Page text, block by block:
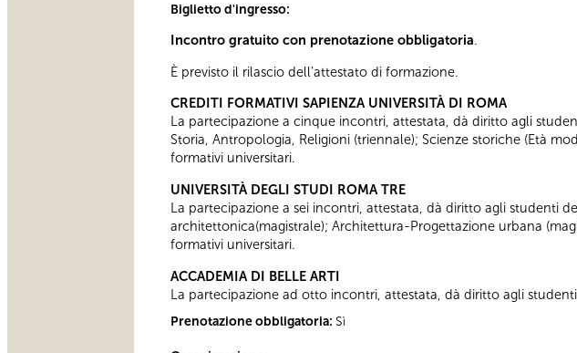
Biglietto d'ingresso:
Incontro gratuito con prenotazione obbligatoria.
È previsto il rilascio dell’attestato di formazione.
CREDITI FORMATIVI SAPIENZA UNIVERSITÀ DI ROMA
La partecipazione a cinque incontri, attestata, dà diritto agli
Storia, Antropologia, Religioni (triennale); Scienze storiche (Età
formativi universitari.
UNIVERSITÀ DEGLI STUDI ROMA TRE
La partecipazione a sei incontri, attestata, dà diritto agli studenti
architettonica(magistrale); Architettura-Progettazione urbana
formativi universitari.
ACCADEMIA DI BELLE ARTI
La partecipazione ad otto incontri, attestata, dà diritto agli
Prenotazione obbligatoria: Sì